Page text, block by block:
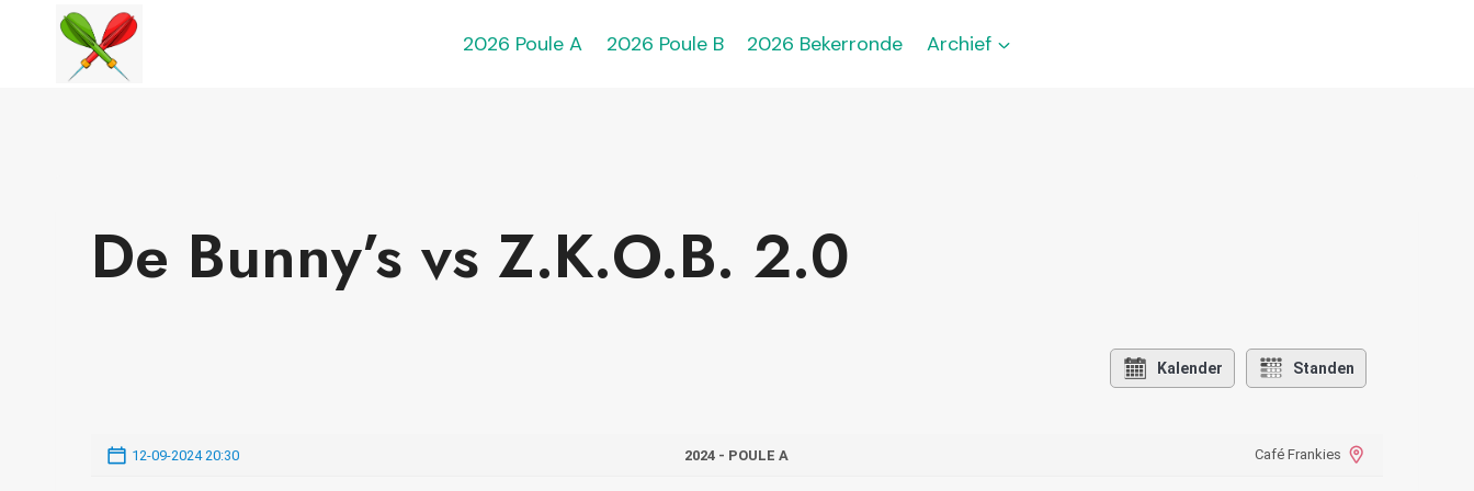
Doorgaan
2026 Poule A 2026 Poule B 2026 Bekerronde Archief
De Bunny’s vs Z.K.O.B. 2.0
Kalender Standen
12-09-2024 20:30 2024 - POULE A Café Frankies